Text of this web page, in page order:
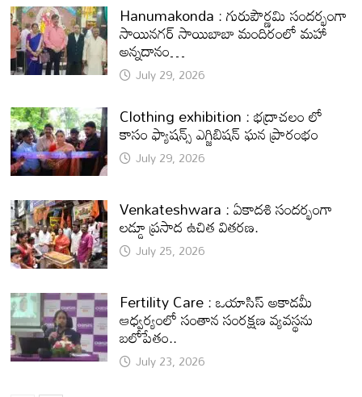
Hanumakonda : గురుపౌర్ణమి సందర్భంగా
సాయినగర్‌ సాయిబాబా మందిరంలో మహా
అన్నదానం…
July 29, 2026
Clothing exhibition : భద్రాచలం లో
కాసం ఫ్యాషన్స్ ఎగ్జిబిషన్ ఘన ప్రారంభం
July 29, 2026
Venkateshwara : ఏకాదశి సందర్భంగా
లడ్డూ ప్రసాద ఉచిత వితరణ.
July 25, 2026
Fertility Care : ఒయాసిస్ అకాడమీ
ఆధ్వర్యంలో సంతాన సంరక్షణ వ్యవస్థను
బలోపేతం..
July 23, 2026